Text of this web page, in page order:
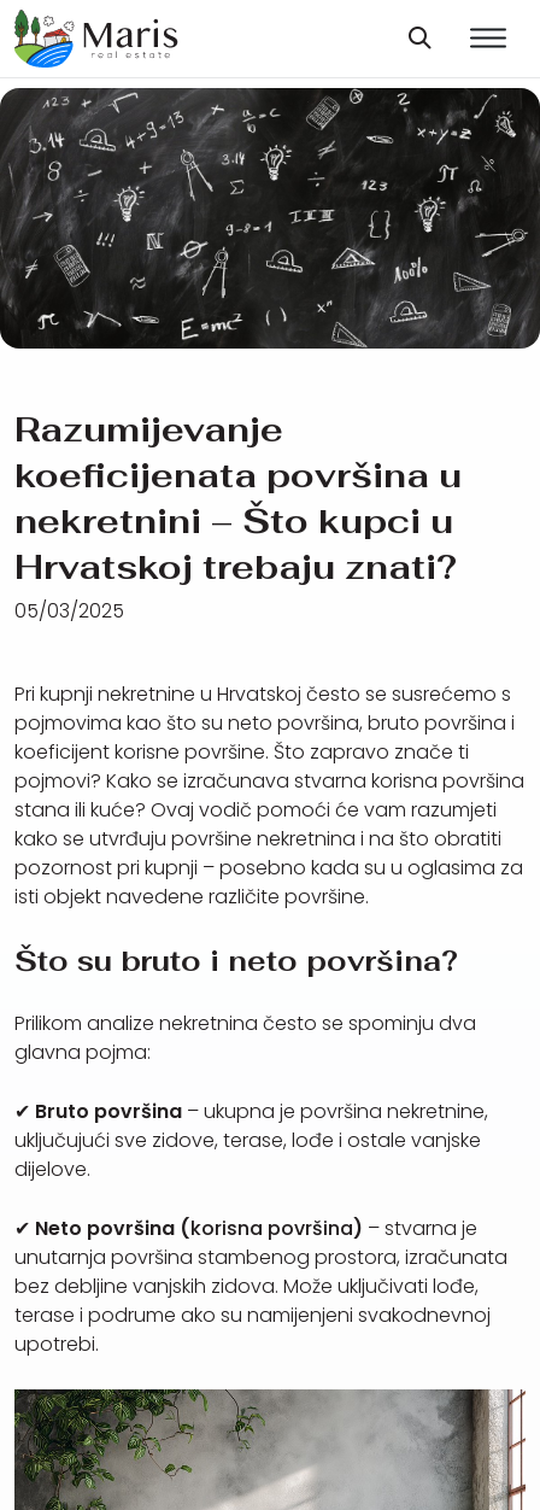
Razumijevanje
koeficijenata površina u
nekretnini – Što kupci u
Hrvatskoj trebaju znati?
05/03/2025
Pri kupnji nekretnine u Hrvatskoj često se susrećemo s
pojmovima kao što su neto površina, bruto površina i
koeficijent korisne površine. Što zapravo znače ti
pojmovi? Kako se izračunava stvarna korisna površina
stana ili kuće? Ovaj vodič pomoći će vam razumjeti
kako se utvrđuju površine nekretnina i na što obratiti
pozornost pri kupnji – posebno kada su u oglasima za
isti objekt navedene različite površine.
Što su bruto i neto površina?
Prilikom analize nekretnina često se spominju dva
glavna pojma:
✔ Bruto površina – ukupna je površina nekretnine,
uključujući sve zidove, terase, lođe i ostale vanjske
dijelove.
✔ Neto površina (korisna površina) – stvarna je
unutarnja površina stambenog prostora, izračunata
bez debljine vanjskih zidova. Može uključivati lođe,
terase i podrume ako su namijenjeni svakodnevnoj
upotrebi.